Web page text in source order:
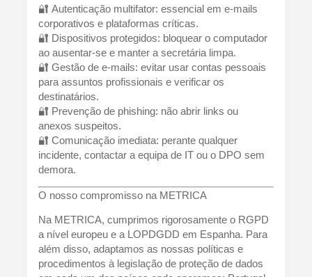
🔐 Autenticação multifator: essencial em e-mails
corporativos e plataformas críticas.
🔐 Dispositivos protegidos: bloquear o computador
ao ausentar-se e manter a secretária limpa.
🔐 Gestão de e-mails: evitar usar contas pessoais
para assuntos profissionais e verificar os
destinatários.
🔐 Prevenção de phishing: não abrir links ou
anexos suspeitos.
🔐 Comunicação imediata: perante qualquer
incidente, contactar a equipa de IT ou o DPO sem
demora.
O nosso compromisso na METRICA
Na METRICA, cumprimos rigorosamente o RGPD
a nível europeu e a LOPDGDD em Espanha. Para
além disso, adaptamos as nossas políticas e
procedimentos à legislação de proteção de dados